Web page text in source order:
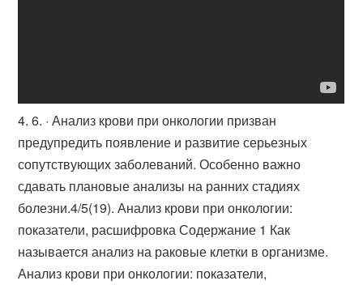
4. 6. · Анализ крови при онкологии призван
предупредить появление и развитие серьезных
сопутствующих заболеваний. Особенно важно
сдавать плановые анализы на ранних стадиях
болезни.4/5(19). Анализ крови при онкологии:
показатели, расшифровка Содержание 1 Как
называется анализ на раковые клетки в организме.
Анализ крови при онкологии: показатели,